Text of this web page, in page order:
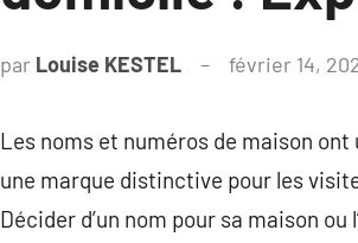
par Louise KESTEL février 14,
Les noms et numéros de maison
une marque distinctive pour les
Décider d’un nom pour sa maison